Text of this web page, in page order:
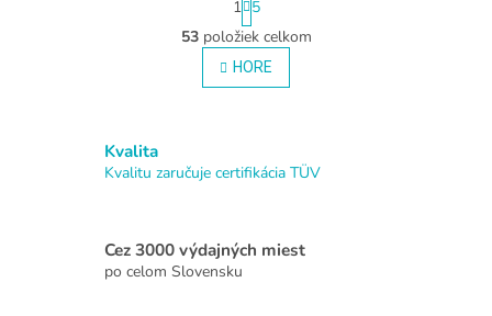
O
v
l
á
i
v
t
r
á
n
k
n
i
1 5
53položiek celkom
HORE
Kvalita
Kvalitu zaručuje certifikácia TÜV
Cez 3000 výdajných miest
po celom Slovensku